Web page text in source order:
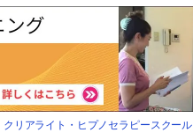
リアライト・ヒプノセラピースクール